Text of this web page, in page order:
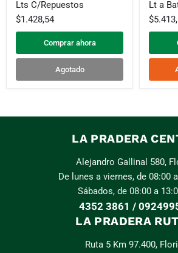
12
Lts
C/Repuestos
Lts C/Repuestos
$1.428,54
Comprar ahora
Agotado
15
Lt
a
Batería
Lt a
LA PRADERA
Alejandro Gallinal 580,
De lunes a viernes, de 08:00
Sábados, de 08:00 a
4352 3861 /
LA PRADERA
Ruta 5 Km 97.400,